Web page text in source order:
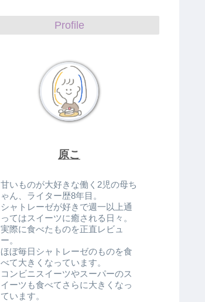
Profile
原こ
甘いものが大好きな働く2児の母ち
ゃん、ライター歴8年目。
シャトレーゼが好きで週一以上通
ってはスイーツに癒される日々。
実際に食べたものを正直レビュ
ー。
ほぼ毎日シャトレーゼのものを食
べて大きくなっています。
コンビニスイーツやスーパーのス
イーツも食べてさらに大きくなっ
ています。